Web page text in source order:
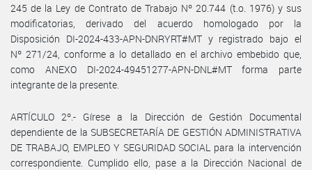
245 de la Ley de Contrato de Trabajo Nº 20.744 (t.o. 1976) y sus
modificatorias, derivado del acuerdo homologado por la
Disposición DI-2024-433-APN-DNRYRT#MT y registrado bajo el
Nº 271/24, conforme a lo detallado en el archivo embebido que,
como ANEXO DI-2024-49451277-APN-DNL#MT forma parte
integrante de la presente.
ARTÍCULO 2º.- Gírese a la Dirección de Gestión Documental
dependiente de la SUBSECRETARÍA DE GESTIÓN ADMINISTRATIVA
DE TRABAJO, EMPLEO Y SEGURIDAD SOCIAL para la intervención
correspondiente. Cumplido ello, pase a la Dirección Nacional de